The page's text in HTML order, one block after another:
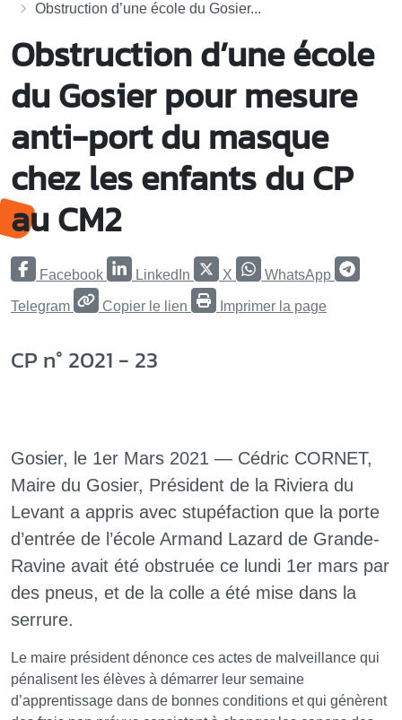
Obstruction d’une école du Gosier...
Obstruction d’une école
du Gosier pour mesure
anti-port du masque
chez les enfants du CP
au CM2
Facebook LinkedIn X WhatsApp
Telegram Copier le lien Imprimer la page
CP n° 2021 - 23
Gosier, le 1er Mars 2021 — Cédric CORNET,
Maire du Gosier, Président de la Riviera du
Levant a appris avec stupéfaction que la porte
d’entrée de l’école Armand Lazard de Grande-
Ravine avait été obstruée ce lundi 1er mars par
des pneus, et de la colle a été mise dans la
serrure.
Le maire président dénonce ces actes de malveillance qui
pénalisent les élèves à démarrer leur semaine
d’apprentissage dans de bonnes conditions et qui génèrent